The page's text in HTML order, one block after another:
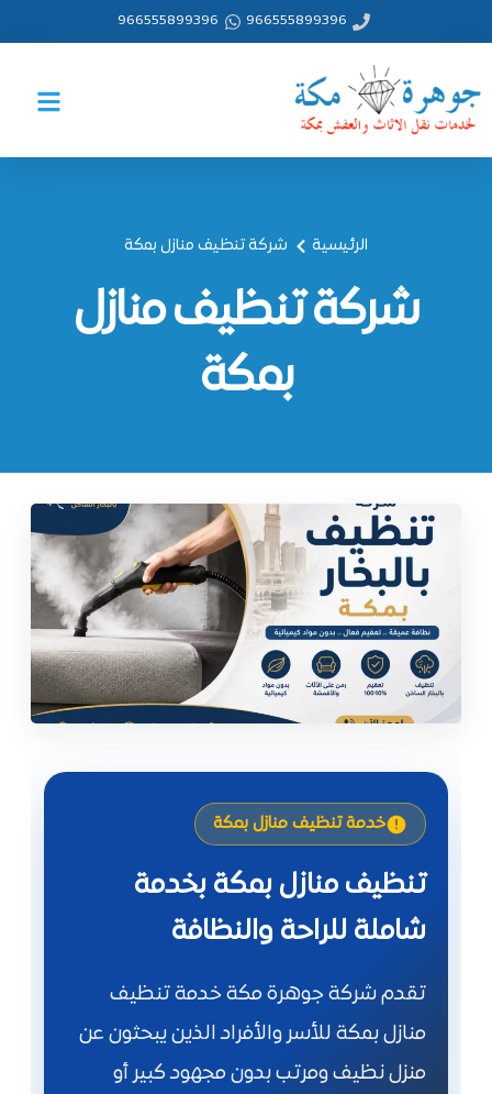
966555899396
966555899396
الرئيسية شركة تنظيف منازل بمكة
شركة تنظيف منازل
بمكة
خدمة تنظيف منازل بمكة
تنظيف منازل بمكة بخدمة
شاملة للراحة والنظافة
تقدم شركة جوهرة مكة خدمة تنظيف
منازل بمكة للأسر والأفراد الذين يبحثون عن
منزل نظيف ومرتب بدون مجهود كبير أو